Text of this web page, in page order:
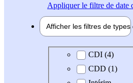
Appliquerle filtre de date
Afficher les filtres de types
Type de contrat
CDI (4)
CDD (1)